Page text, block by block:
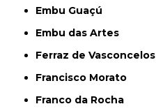
Embu Guaçú
Embu das Artes
Ferraz de Vasconcelos
Francisco Morato
Franco da Rocha